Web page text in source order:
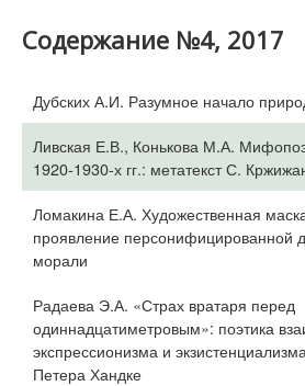
Содержание №4, 2017
Дубских А.И. Разумное начало
Ливская Е.В., Конькова М.А.
1920-1930-х гг.: метатекст С.
Ломакина Е.А. Художественная
проявление персонифицированной
морали
Радаева Э.А. «Страх вратаря перед
одиннадцатиметровым»: поэтика
экспрессионизма и
Петера Хандке